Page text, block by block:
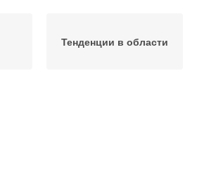
Тенденции в области